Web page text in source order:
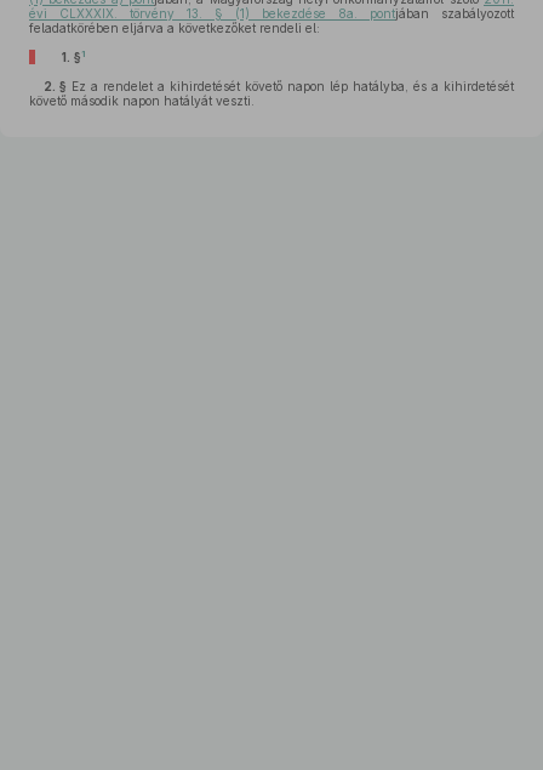
évi CLXXXIX. törvény 13. § (1) bekezdése 8a. pontjában szabályozott
feladatkörében eljárva a következőket rendeli el:
1. § 1
2. § Ez a rendelet a kihirdetését követő napon lép hatályba, és a kihirdetését
követő második napon hatályát veszti.